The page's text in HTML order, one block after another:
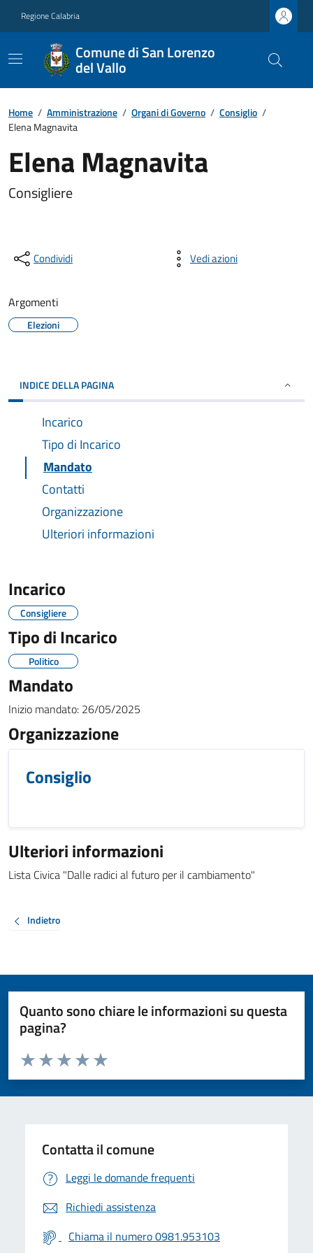
Regione Calabria
Comune di San Lorenzo
del Vallo
Home / Amministrazione / Organi di Governo / Consiglio /
Elena Magnavita
Elena Magnavita
Consigliere
Condividi Vedi azioni
Argomenti
Elezioni
INDICE DELLA PAGINA
Incarico
Tipo di Incarico
Mandato
Contatti
Organizzazione
Ulteriori informazioni
Incarico
Consigliere
Tipo di Incarico
Politico
Mandato
Inizio mandato: 26/05/2025
Organizzazione
Consiglio
Ulteriori informazioni
Lista Civica "Dalle radici al futuro per il cambiamento"
Indietro
Quanto sono chiare le informazioni su questa
pagina?
Valuta da 1 a 5 stelle la pagina
Valuta 5 stelle su 5
Valuta 4 stelle su 5
Valuta 3 stelle su 5
Valuta 2 stelle su 5
Valuta 1 stelle su 5
Contatta il comune
Leggi le domande frequenti
Richiedi assistenza
Chiama il numero 0981.953103